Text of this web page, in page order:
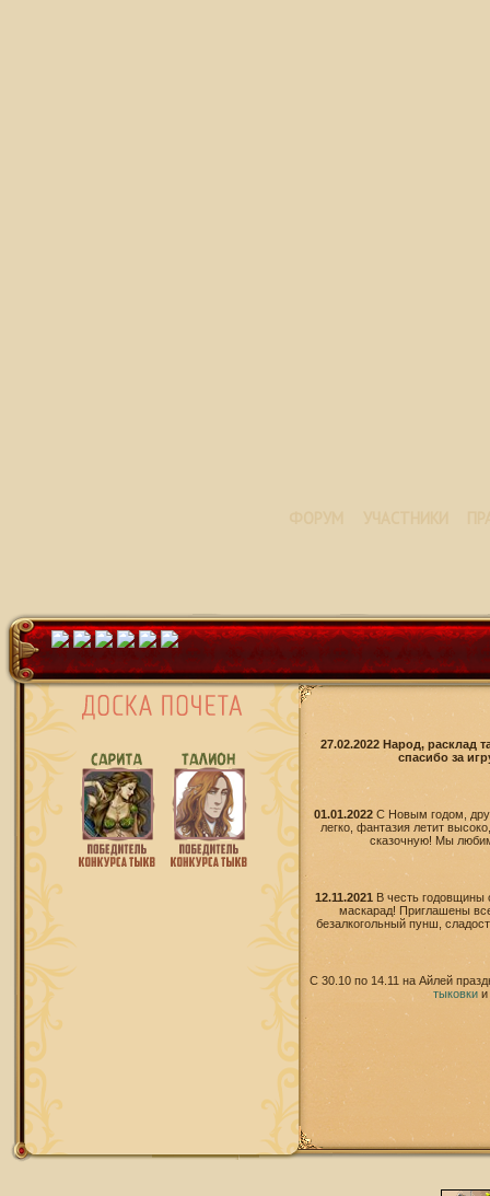
27.02.2022 Народ, расклад
спасибо за
01.01.2022 С Новым годом,
легко, фантазия летит
сказочную! Мы
12.11.2021
В честь годовщины
маскарад! Приглашены
безалкогольный пунш,
С 30.10 по 14.11 на Айлей
тыковкии